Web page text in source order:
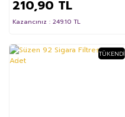
210,90 TL
Kazancınız : 249.10 TL
%26 TÜKENDI